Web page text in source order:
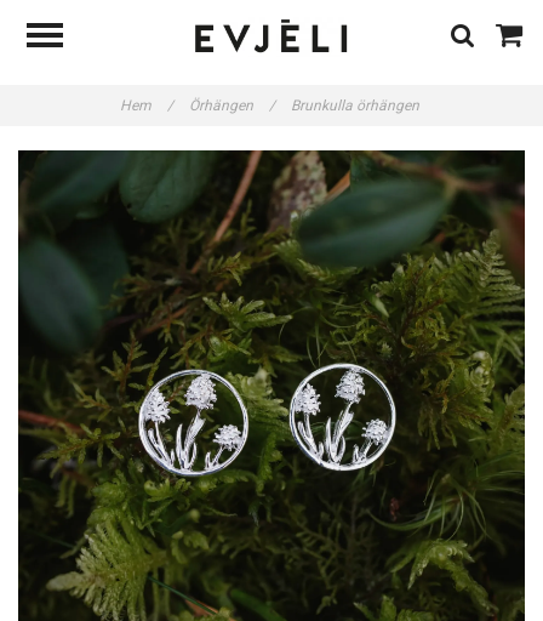
Hem / Örhängen / Brunkulla örhängen